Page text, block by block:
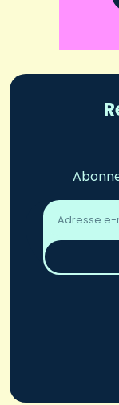
Adresse
email